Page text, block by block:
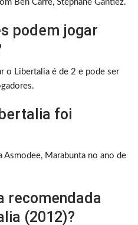
Ben Carre, Stéphane Gantiez.
podem jogar
o Libertalia é de 2 e pode ser
foi
Marabunta no ano de
recomendada
(2012)?